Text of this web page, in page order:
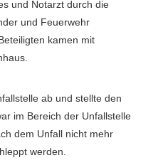
und Notarzt durch die
und Feuerwehr
kamen mit
ab und stellte den
im Bereich der Unfallstelle
dem Unfall nicht mehr
werden.